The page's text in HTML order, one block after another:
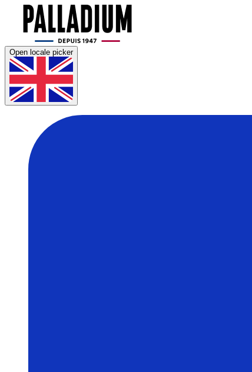
Open locale picker